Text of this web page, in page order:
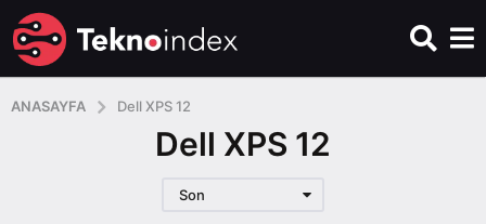
ANASAYFA Dell XPS 12
Dell XPS 12
Son